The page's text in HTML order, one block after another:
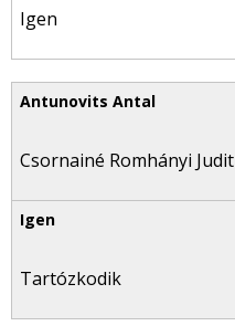
Igen
Csornainé Romhányi Judit
Tartózkodik